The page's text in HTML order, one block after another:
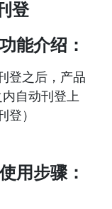
登
能介绍：
登之后，产品
自动刊登上
）
用步骤：